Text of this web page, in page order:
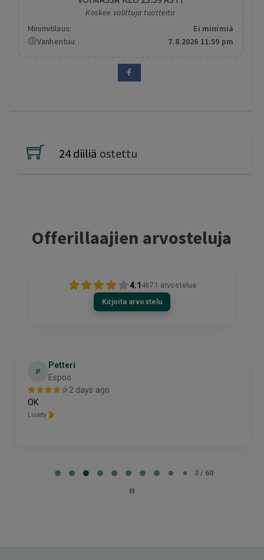
Koskee valittuja tuotteita
Minimitilaus:
Ei minimiä
Vanhentuu:
7.8.2026 11:59 pm
24 diiliä ostettu
Offerillaajien arvosteluja
4.1 4671 arvostelua
Kirjoita arvostelu
P
Petteri
Espoo
2 days ago
OK
Lisätty
3 / 60